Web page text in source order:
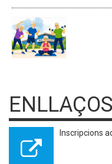
ENLLAÇOS
Inscripcions